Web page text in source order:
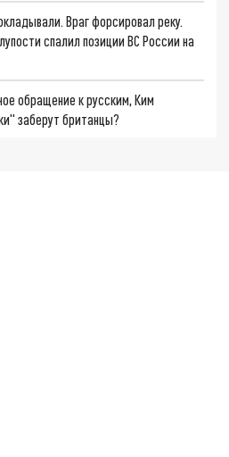
Враг форсировал реку.
спалил позиции ВС России на
обращение к русским, Ким
заберут британцы?